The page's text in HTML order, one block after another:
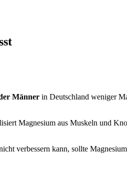
Männer in Deutschland weniger
Magnesium aus Muskeln und
verbessern kann, sollte